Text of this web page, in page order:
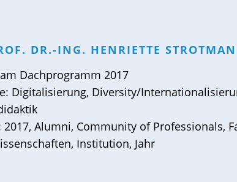
DR.-ING. HENRIETTE
Dachprogramm 2017
Digitalisierung, Diversity/
2017, Alumni, Community of Professionals,
, Institution, Jahr